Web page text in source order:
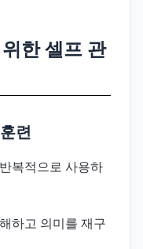
한 셀프 관
련
복적으로 사용하
하고 의미를 재구